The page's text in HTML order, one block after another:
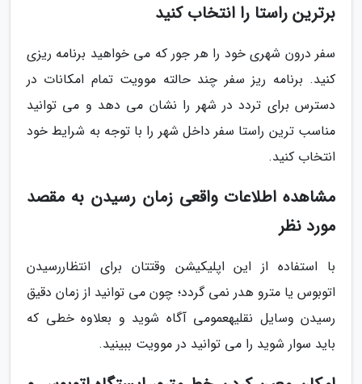
برترین راستا را انتخاب کنید
سفر درون شهری خود را هر جور که می خواهید برنامه ریزی
کنید. برنامه ریز سفر چند حالته موویت تمام امکانات در
دسترس برای تردد در شهر را نشان می دهد و می توانید
مناسب ترین راستا سفر داخل شهر را با توجه به شرایط خود
انتخاب کنید.
مشاهده اطلاعات واقعی زمان رسیدن به مقصد
مورد نظر
با استفاده از این اپلیکیشن وقتتان برای انتظاررسیدن
اتوبوس یا مترو هدر نمی گردد؛ چون می توانید از زمان دقیق
رسیدن وسایل نقلیهعمومی آگاه شوید و بعلاوه خطی که
باید سوار شوید را می توانید در موویت ببینید.